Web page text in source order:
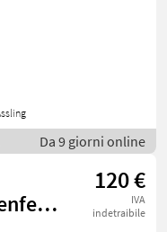
Da 9 giorni online
120 €
IVA
indetraibile